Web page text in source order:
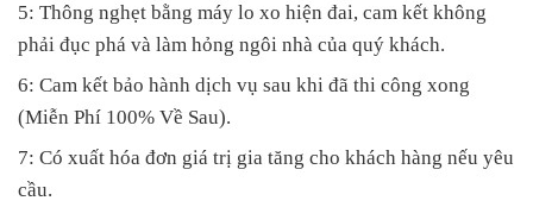
5: Thông nghẹt bằng máy lo xo hiện đai, cam kết không
phải đục phá và làm hỏng ngôi nhà của quý khách.
6: Cam kết bảo hành dịch vụ sau khi đã thi công xong
(Miễn Phí 100% Về Sau).
7: Có xuất hóa đơn giá trị gia tăng cho khách hàng nếu yêu
cầu.